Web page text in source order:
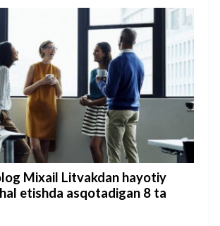
Mixail Litvakdan hayotiy
etishda asqotadigan 8 ta